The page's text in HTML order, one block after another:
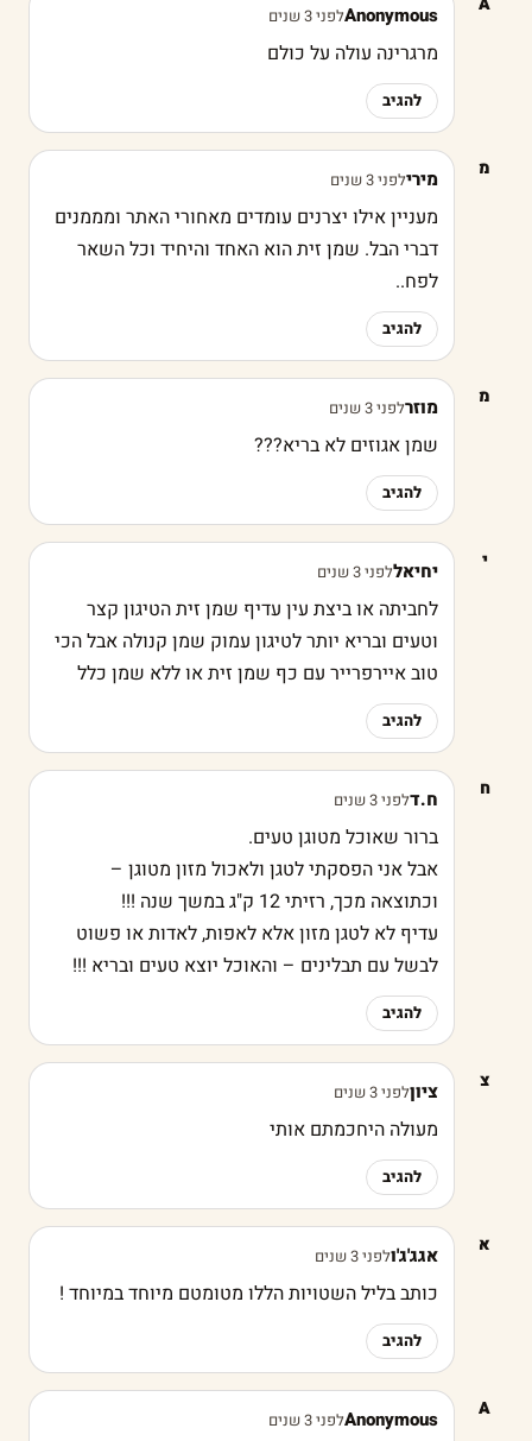
Anonymousלפני 3 שנים
מרגרינה עולה על כולם
להגיב
מ מירילפני 3 שנים
מעניין אילו יצרנים עומדים מאחורי האתר ומממנים
דברי הבל. שמן זית הוא האחד והיחיד וכל השאר
לפח..
להגיב
מ מוזרלפני 3 שנים
שמן אגוזים לא בריא???
להגיב
י יחיאללפני 3 שנים
לחביתה או ביצת עין עדיף שמן זית הטיגון קצר
וטעים ובריא יותר לטיגון עמוק שמן קנולה אבל הכי
טוב איירפרייר עם כף שמן זית או ללא שמן כלל
להגיב
ח ח.דלפני 3 שנים
ברור שאוכל מטוגן טעים.
אבל אני הפסקתי לטגן ולאכול מזון מטוגן –
וכתוצאה מכך, רזיתי 12 ק"ג במשך שנה !!!
עדיף לא לטגן מזון אלא לאפות, לאדות או פשוט
לבשל עם תבלינים – והאוכל יוצא טעים ובריא !!!
להגיב
צ ציוןלפני 3 שנים
מעולה היחכמתם אותי
להגיב
א אגג'ג'ולפני 3 שנים
כותב בליל השטויות הללו מטומטם מיוחד במיוחד !
להגיב
A
Anonymousלפני 3 שנים